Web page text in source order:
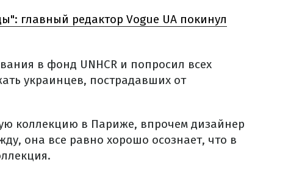
главный редактор Vogue UA покинул
в фонд UNHCR и попросил всех
украинцев, пострадавших от
коллекцию в Париже, впрочем дизайнер
она все равно хорошо осознает, что в